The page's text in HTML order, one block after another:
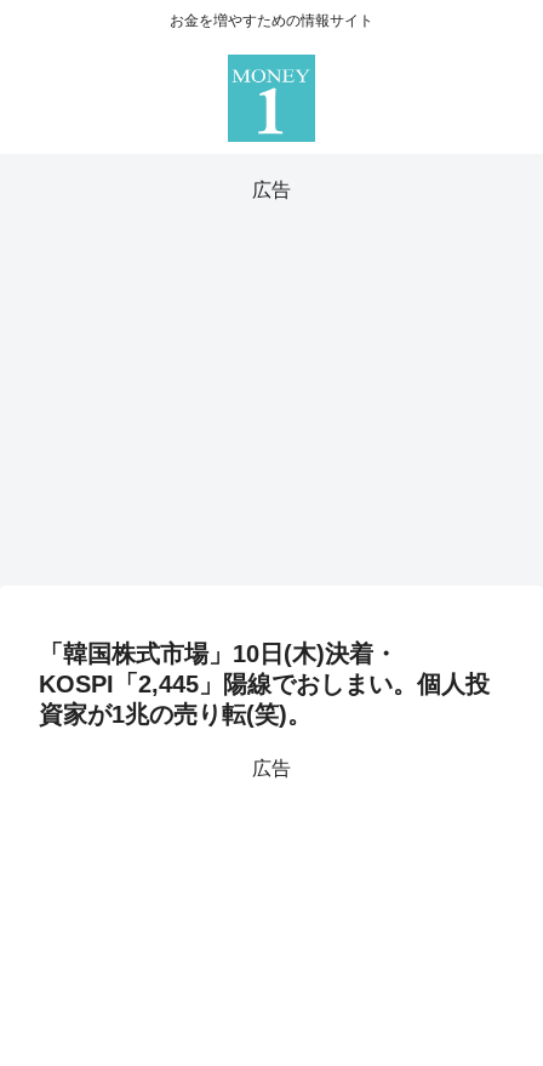
お金を増やすための情報サイト
広告
「韓国株式市場」10日(木)決着・
KOSPI「2,445」陽線でおしまい。個人投
資家が1兆の売り転(笑)。
広告